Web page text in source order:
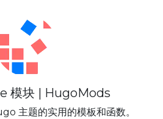
模块 | HugoMods
主题的实用的模板和函数。